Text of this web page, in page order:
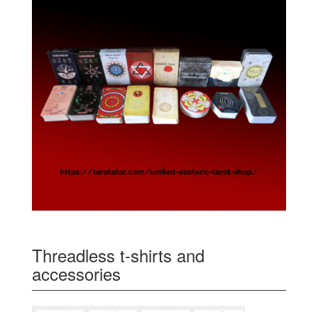
Threadless t-shirts and
accessories